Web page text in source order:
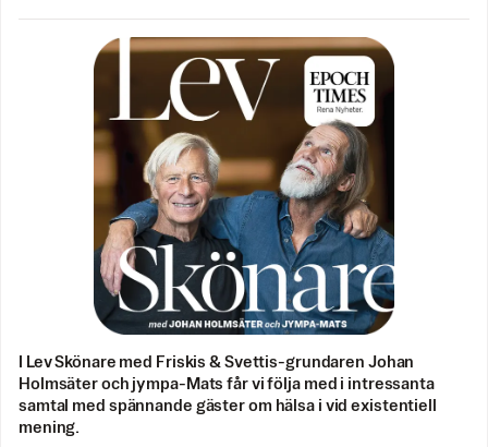
I Lev Skönare med Friskis & Svettis-grundaren Johan
Holmsäter och jympa-Mats får vi följa med i intressanta
samtal med spännande gäster om hälsa i vid existentiell
mening.